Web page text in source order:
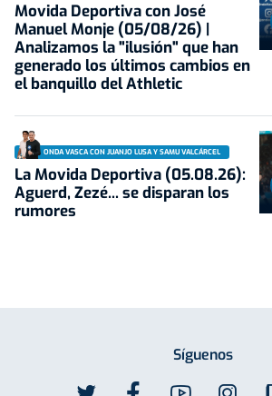
Movida Deportiva con José
Manuel Monje (05/08/26) |
Analizamos la "ilusión" que han
generado los últimos cambios en
el banquillo del Athletic
ONDA VASCA CON JUANJO LUSA Y SAMU VALCÁRCEL
La Movida Deportiva (05.08.26):
Aguerd, Zezé... se disparan los
rumores
Síguenos